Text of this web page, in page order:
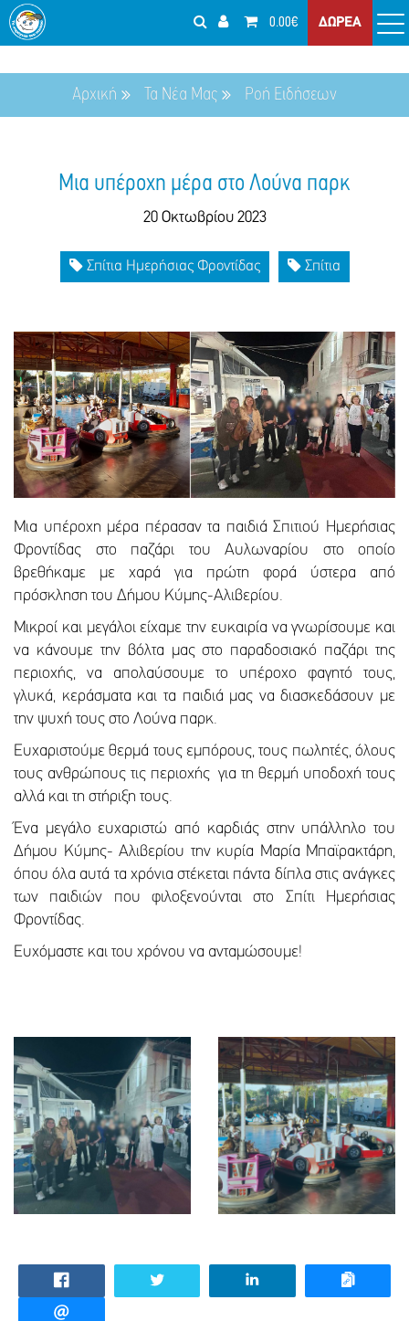
0.00€ ΔΩΡΕΑ
Αρχική Τα Νέα Μας Ροή Ειδήσεων
Μια υπέροχη μέρα στο Λούνα παρκ
20 Οκτωβρίου 2023
Σπίτια Ημερήσιας Φροντίδας Σπίτια
Μια υπέροχη μέρα πέρασαν τα παιδιά Σπιτιού Ημερήσιας
Φροντίδας στο παζάρι του Αυλωναρίου στο οποίο
βρεθήκαμε με χαρά για πρώτη φορά ύστερα από
πρόσκληση του Δήμου Κύμης-Αλιβερίου.
Μικροί και μεγάλοι είχαμε την ευκαιρία να γνωρίσουμε και
να κάνουμε την βόλτα μας στο παραδοσιακό παζάρι της
περιοχής, να απολαύσουμε το υπέροχο φαγητό τους,
γλυκά, κεράσματα και τα παιδιά μας να διασκεδάσουν με
την ψυχή τους στο Λούνα παρκ.
Ευχαριστούμε θερμά τους εμπόρους, τους πωλητές, όλους
τους ανθρώπους τις περιοχής για τη θερμή υποδοχή τους
αλλά και τη στήριξη τους.
Ένα μεγάλο ευχαριστώ από καρδιάς στην υπάλληλο του
Δήμου Κύμης- Αλιβερίου την κυρία Μαρία Μπαϊρακτάρη,
όπου όλα αυτά τα χρόνια στέκεται πάντα δίπλα στις ανάγκες
των παιδιών που φιλοξενούνται στο Σπίτι Ημερήσιας
Φροντίδας.
Ευχόμαστε και του χρόνου να ανταμώσουμε!